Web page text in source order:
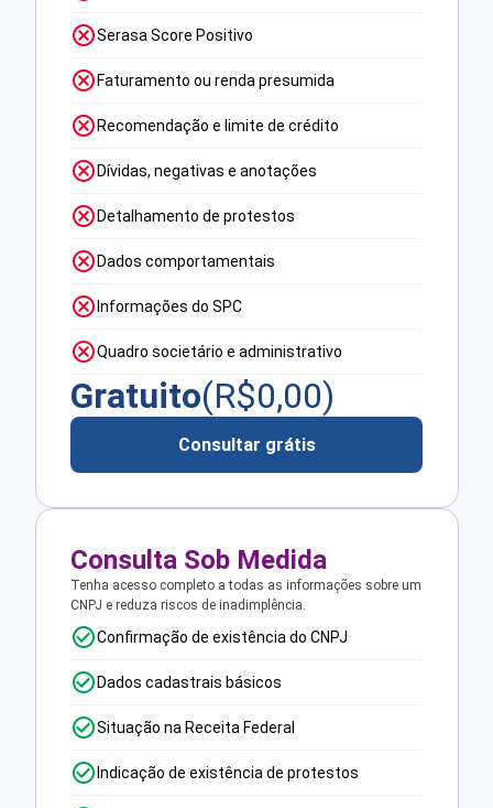
Serasa Score Positivo
Faturamento ou renda presumida
Recomendação e limite de crédito
Dívidas, negativas e anotações
Detalhamento de protestos
Dados comportamentais
Informações do SPC
Quadro societário e administrativo
Gratuito(R$0,00)
Consultar grátis
Consulta Sob Medida
Tenha acesso completo a todas as informações sobre um
CNPJ e reduza riscos de inadimplência.
Confirmação de existência do CNPJ
Dados cadastrais básicos
Situação na Receita Federal
Indicação de existência de protestos